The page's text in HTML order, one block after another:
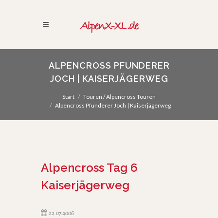
ALPENCROSS PFUNDERER
JOCH | KAISERJÄGERWEG
Start
Touren / Alpencross Touren
Alpencross Pfunderer Joch | Kaiserjägerweg
Alpencross Tag 6
Kaiserjägerweg
22.07.2006